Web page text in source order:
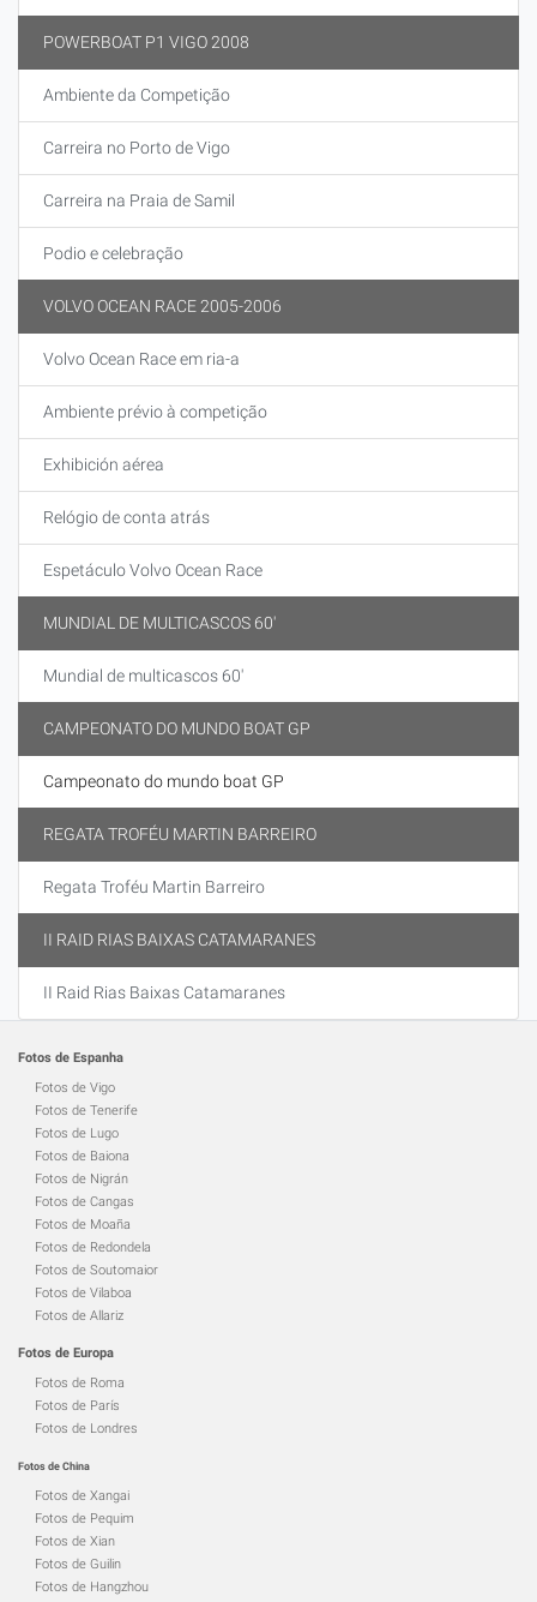
POWERBOAT P1 VIGO 2008
Ambiente da Competição
Carreira no Porto de Vigo
Carreira na Praia de Samil
Podio e celebração
VOLVO OCEAN RACE 2005-2006
Volvo Ocean Race em ria-a
Ambiente prévio à competição
Exhibición aérea
Relógio de conta atrás
Espetáculo Volvo Ocean Race
MUNDIAL DE MULTICASCOS 60'
Mundial de multicascos 60'
CAMPEONATO DO MUNDO BOAT GP
Campeonato do mundo boat GP
REGATA TROFÉU MARTIN BARREIRO
Regata Troféu Martin Barreiro
II RAID RIAS BAIXAS CATAMARANES
II Raid Rias Baixas Catamaranes
Fotos de Espanha
Fotos de Vigo
Fotos de Tenerife
Fotos de Lugo
Fotos de Baiona
Fotos de Nigrán
Fotos de Cangas
Fotos de Moaña
Fotos de Redondela
Fotos de Soutomaior
Fotos de Vilaboa
Fotos de Allariz
Fotos de Europa
Fotos de Roma
Fotos de París
Fotos de Londres
Fotos de China
Fotos de Xangai
Fotos de Pequim
Fotos de Xian
Fotos de Guilin
Fotos de Hangzhou